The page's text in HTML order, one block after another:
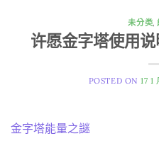
未分类,
许愿金字塔使用
POSTED ON17 1
金字塔能量之謎